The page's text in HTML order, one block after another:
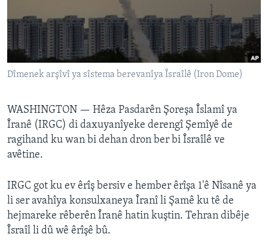
SERNIVÎS
SORANÎ
FOLLOW US
Dîmenek arşîvî ya sîstema berevanîya Îsraîlê (Iron Dome)
WASHINGTON — Hêza Pasdarên Şoreşa Îslamî ya
Îranê (IRGC) di daxuyanîyeke derengî Şemîyê de
ragihand ku wan bi dehan dron ber bi Îsraîlê ve
avêtine.
IRGC got ku ev êrîş bersiv e hember êrîşa 1'ê Nîsanê ya
li ser avahîya konsulxaneya Îranî li Şamê ku tê de
hejmareke rêberên Îranê hatin kuştin. Tehran dibêje
Îsraîl li dû wê êrîşê bû.